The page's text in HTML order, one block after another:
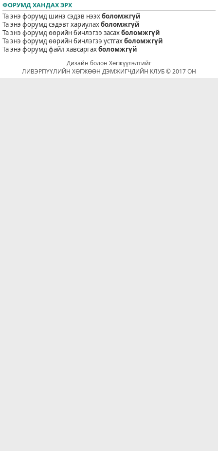
ФОРУМД ХАНДАХ ЭРХ
Та энэ форумд шинэ сэдэв нээхболомжгүй
Та энэ форумд сэдэвт хариулахболомжгүй
Та энэ форумд өөрийн бичлэгээ засахболомжгүй
Та энэ форумд өөрийн бичлэгээ устгахболомжгүй
Та энэ форумд файл хавсаргахболомжгүй
Дизайн болон Хөгжүүлэлтийг
ЛИВЭРПҮҮЛИЙН ХӨГЖӨӨН ДЭМЖИГЧДИЙН КЛУБ © 2017 ОН